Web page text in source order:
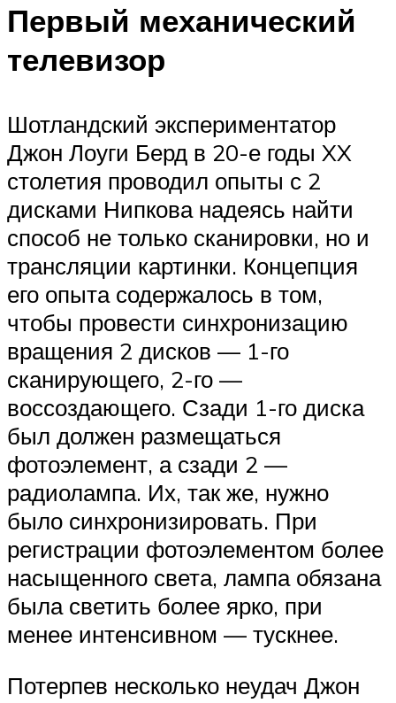
Первый механический
телевизор
Шотландский экспериментатор
Джон Лоуги Берд в 20-е годы XX
столетия проводил опыты с 2
дисками Нипкова надеясь найти
способ не только сканировки, но и
трансляции картинки. Концепция
его опыта содержалось в том,
чтобы провести синхронизацию
вращения 2 дисков — 1-го
сканирующего, 2-го —
воссоздающего. Сзади 1-го диска
был должен размещаться
фотоэлемент, а сзади 2 —
радиолампа. Их, так же, нужно
было синхронизировать. При
регистрации фотоэлементом более
насыщенного света, лампа обязана
была светить более ярко, при
менее интенсивном — тускнее.
Потерпев несколько неудач Джон